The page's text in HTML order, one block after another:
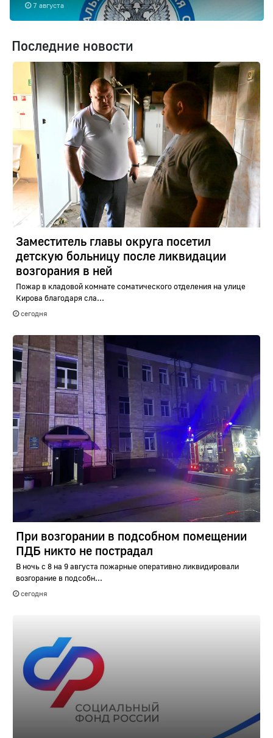
7 августа
Последние новости
Заместитель главы округа посетил
детскую больницу после ликвидации
возгорания в ней
Пожар в кладовой комнате соматического отделения на улице
Кирова благодаря сла...
сегодня
При возгорании в подсобном помещении
ПДБ никто не пострадал
В ночь с 8 на 9 августа пожарные оперативно ликвидировали
возгорание в подсобн...
сегодня